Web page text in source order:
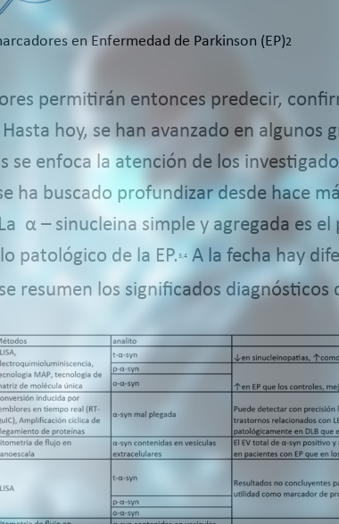
en Enfermedad de Parkinson (EP)2
permitirán entonces predecir,
Hasta hoy, se han avanzado en
se enfoca la atención de los
ha buscado profundizar desde hace
α – sinucleina simple y agregada es
patológico de la EP. 3,4
A la fecha hay
resumen los significados